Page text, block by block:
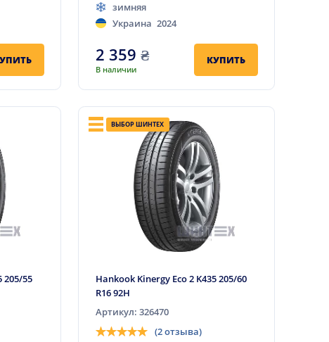
зимняя
Украина 2024
2 359 ₴
В наличии
КУПИТЬ
205/55
ВЫБОР ШИНТЕХ
Hankook Kinergy Eco 2 K435 205/60
R16 92H
Артикул: 326470
(2 отзыва)